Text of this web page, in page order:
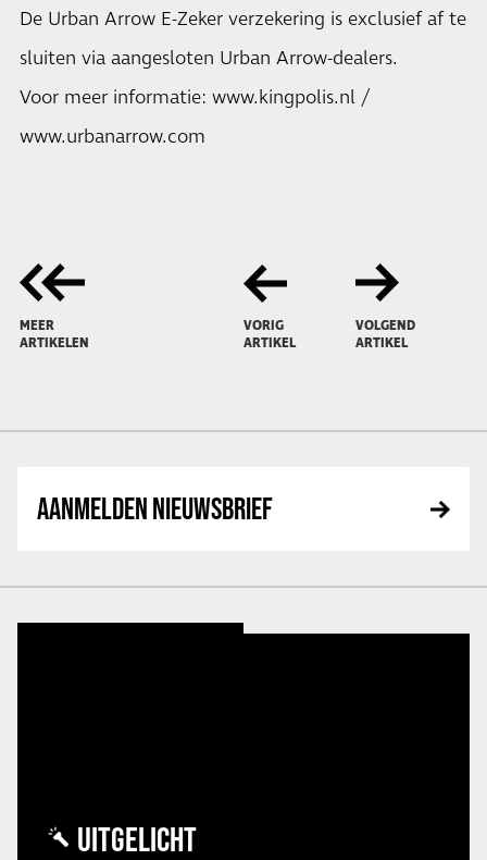
De Urban Arrow E-Zeker verzekering is exclusief af te
sluiten via aangesloten Urban Arrow-dealers.
Voor meer informatie: www.kingpolis.nl /
www.urbanarrow.com
MEER
ARTIKELEN
VORIG
ARTIKEL
VOLGEND
ARTIKEL
AANMELDEN NIEUWSBRIEF
UITGELICHT